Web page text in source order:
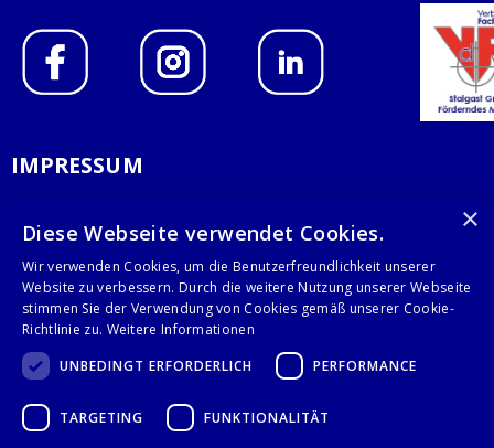
IMPRESSUM
AGB
KONTAKT
Stalgast GmbH
28359 Bremen
×
Diese Webseite verwendet Cookies.
Wir verwenden Cookies, um die Benutzerfreundlichkeit unserer
Website zu verbessern. Durch die weitere Nutzung unserer Webseite
stimmen Sie der Verwendung von Cookies gemäß unserer Cookie-
Richtlinie zu. Weitere Informationen
UNBEDINGT ERFORDERLICH
PERFORMANCE
TARGETING FUNKTIONALITÄT